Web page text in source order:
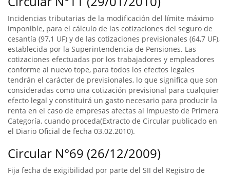
Incidencias tributarias de la modificación del límite máximo
imponible, para el cálculo de las cotizaciones del seguro de
cesantía (97,1 UF) y de las cotizaciones previsionales (64,7 UF),
establecida por la Superintendencia de Pensiones. Las
cotizaciones efectuadas por los trabajadores y empleadores
conforme al nuevo tope, para todos los efectos legales
tendrán el carácter de previsionales, lo que significa que son
consideradas como una cotización previsional para cualquier
efecto legal y constituirá un gasto necesario para producir la
renta en el caso de empresas afectas al Impuesto de Primera
Categoría, cuando proceda(Extracto de Circular publicado en
el Diario Oficial de fecha 03.02.2010).
Circular N°69 (26/12/2009)
Fija fecha de exigibilidad por parte del SII del Registro de